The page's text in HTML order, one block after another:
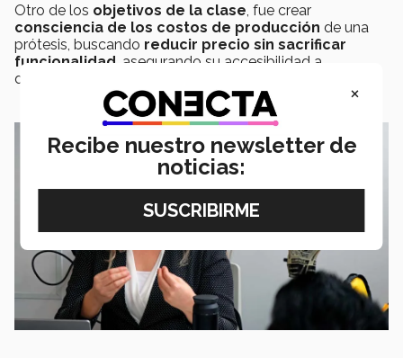
Otro de los objetivos de la clase, fue crear
consciencia de los costos de producción de una
prótesis, buscando reducir precio sin sacrificar
funcionalidad , asegurando su accesibilidad a
diferentes mercados.
×
Recibe nuestro newsletter de
noticias: